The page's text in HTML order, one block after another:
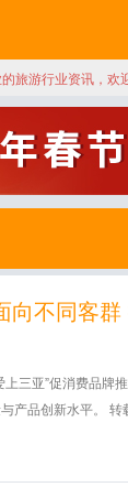
旅游行业资讯，
向不同客
上三亚”促消费品牌
产品创新水平。 转